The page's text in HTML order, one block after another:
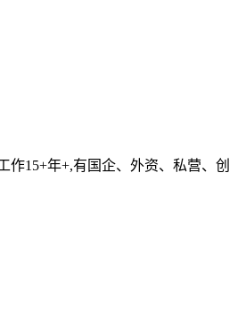
作15+年+,有国企、外资、私营、创